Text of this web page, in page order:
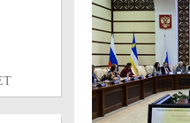
АРБАТ
Трактовая, так как
после визита цесаревича
его честь, и на ней горожане